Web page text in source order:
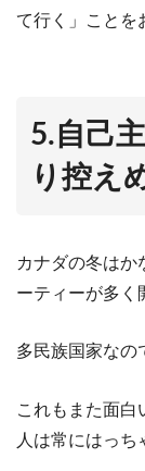
て行く」ことを
5.自己
り控え
カナダの冬はか
ーティーが多く
多民族国家なの
これもまた面白
人は常にはっち